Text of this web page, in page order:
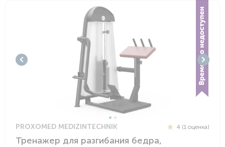
PROXOMED MEDIZINTECHNIK 4 (1 оценка)
Тренажер для разгибания бедра,